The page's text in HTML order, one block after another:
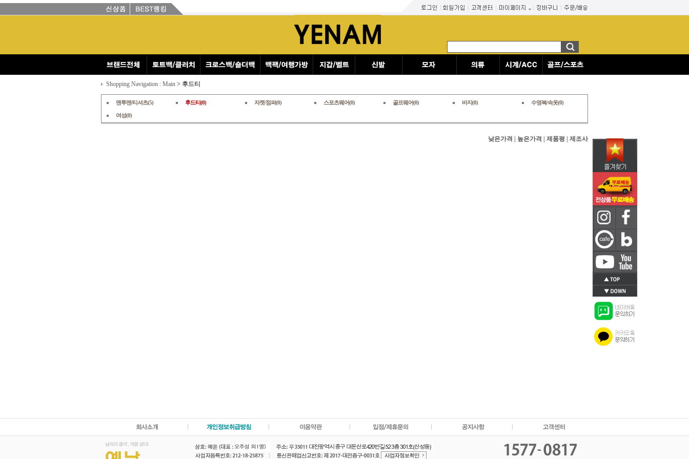
Shopping Navigation : Main > 후드티
맨투맨/티셔츠(5) 후드티(0) 자켓/점퍼(0) 스포츠웨어(0) 골프웨어(0) 바지(0) 수영복/속옷(0)
여성(0)
낮은가격 높은가격 제품평 제조사